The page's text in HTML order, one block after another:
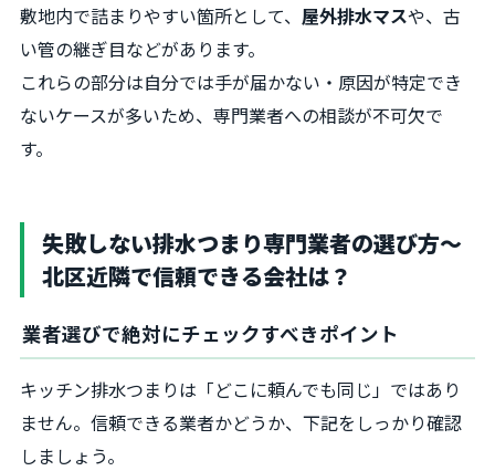
敷地内で詰まりやすい箇所として、 屋外排水マスや、古
い管の継ぎ目などがあります。
これらの部分は自分では手が届かない・原因が特定でき
ないケースが多いため、専門業者への相談が不可欠で
す。
失敗しない排水つまり専門業者の選び方～
北区近隣で信頼できる会社は？
業者選びで絶対にチェックすべきポイント
キッチン排水つまりは「どこに頼んでも同じ」ではあり
ません。信頼できる業者かどうか、下記をしっかり確認
しましょう。